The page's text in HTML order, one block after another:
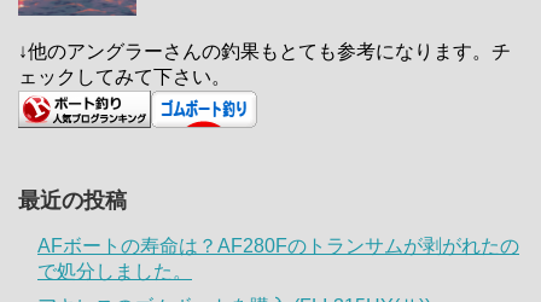
↓他のアングラーさんの釣果もとても参考になります。チ
ェックしてみて下さい。
最近の投稿
AFボートの寿命は？AF280Fのトランサムが剥がれたの
で処分しました。